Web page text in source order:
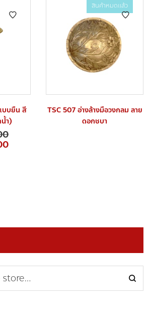
บบยืน สี
ำ)
สินค้าหมดแล้ว
TSC 507 อ่างล้างมือวงกลม ลาย
ดอกชบา